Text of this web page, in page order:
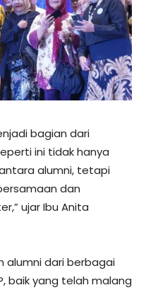
bagian dari
ini tidak hanya
alumni, tetapi
dan
ujar Ibu Anita
alumni dari berbagai
baik yang telah malang